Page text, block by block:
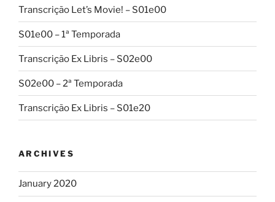
Transcrição Let’s Movie! – S01e00
S01e00 – 1ª Temporada
Transcrição Ex Libris – S02e00
S02e00 – 2ª Temporada
Transcrição Ex Libris – S01e20
ARCHIVES
January 2020